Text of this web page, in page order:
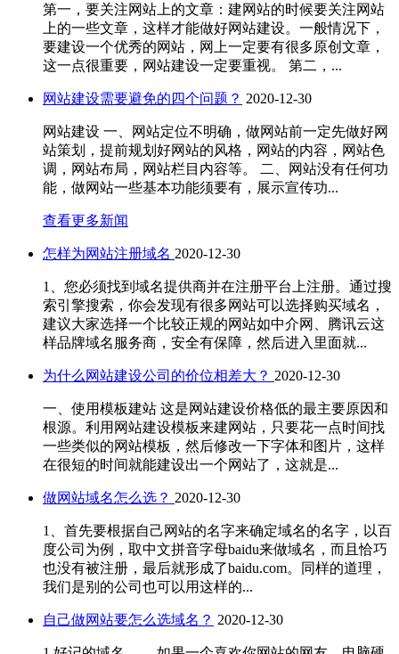
第一，要关注网站上的文章：建网站的时候要关注网站
上的一些文章，这样才能做好网站建设。一般情况下，
要建设一个优秀的网站，网上一定要有很多原创文章，
这一点很重要，网站建设一定要重视。 第二，...
网站建设需要避免的四个问题？ 2020-12-30
网站建设 一、网站定位不明确，做网站前一定先做好网
站策划，提前规划好网站的风格，网站的内容，网站色
调，网站布局，网站栏目内容等。 二、网站没有任何功
能，做网站一些基本功能须要有，展示宣传功...
查看更多新闻
怎样为网站注册域名 2020-12-30
1、您必须找到域名提供商并在注册平台上注册。通过搜
索引擎搜索，你会发现有很多网站可以选择购买域名，
建议大家选择一个比较正规的网站如中介网、腾讯云这
样品牌域名服务商，安全有保障，然后进入里面就...
为什么网站建设公司的价位相差大？ 2020-12-30
一、使用模板建站 这是网站建设价格低的最主要原因和
根源。利用网站建设模板来建网站，只要花一点时间找
一些类似的网站模板，然后修改一下字体和图片，这样
在很短的时间就能建设出一个网站了，这就是...
做网站域名怎么选？ 2020-12-30
1、首先要根据自己网站的名字来确定域名的名字，以百
度公司为例，取中文拼音字母baidu来做域名，而且恰巧
也没有被注册，最后就形成了baidu.com。同样的道理，
我们是别的公司也可以用这样的...
自己做网站要怎么选域名？ 2020-12-30